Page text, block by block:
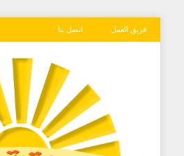
فريق العمل اتصل بنا